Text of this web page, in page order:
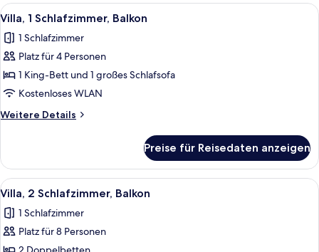
Alle
Fotos
für
Villa,
1
Schlafzimmer,
Balkon
anzeigen
Eine moderne Küche mit
7
Villa, 1 Schlafzimmer, Balkon
1 Schlafzimmer
Platz für 4 Personen
1 King-Bett und 1 großes Schlafsofa
Kostenloses WLAN
Weitere Details
Weitere
1
Schlafzimmer,
Balkon
Preise für Reisedaten anzeigen
Alle
Fotos
für
Villa,
Ein Hotelzimmer mit einer Couch,
5
Villa, 2 Schlafzimmer, Balkon
1 Schlafzimmer
Platz für 8 Personen